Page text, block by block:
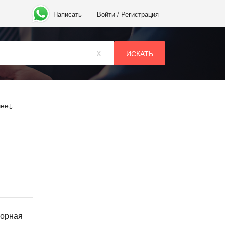
Написать Войти / Регистрация
x